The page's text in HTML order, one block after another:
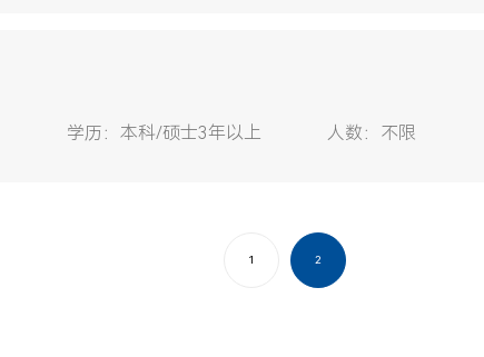
学历： 本科/硕士3年以上 人数： 不限
1 2